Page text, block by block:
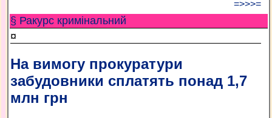
=>>>=
§ Ракурс кримінальний
¤
На вимогу прокуратури
забудовники сплатять понад 1,7
млн грн